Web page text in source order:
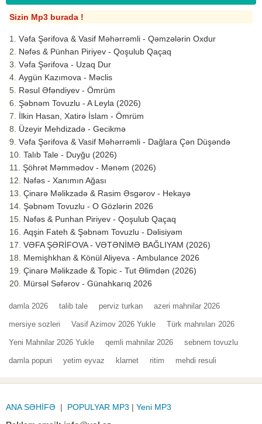
Sizin Mp3 burada !
Vəfa Şərifova & Vasif Məhərrəmli - Qəmzələrin Oxdur
Nəfəs & Pünhan Piriyev - Qoşulub Qaçaq
Vəfa Şərifova - Uzaq Dur
Aygün Kazımova - Məclis
Rəsul Əfəndiyev - Ömrüm
Şəbnəm Tovuzlu - A Leyla (2026)
İlkin Hasan, Xatirə İslam - Ömrüm
Üzeyir Mehdizadə - Gecikmə
Vəfa Şərifova & Vasif Məhərrəmli - Dağlara Çən Düşəndə
Talıb Tale - Duyğu (2026)
Şöhrət Məmmədov - Mənəm (2026)
Nəfəs - Xanımın Ağası
Çinarə Məlikzadə & Rasim Əsgərov - Hekayə
Şəbnəm Tovuzlu - O Gözlərin 2026
Nəfəs & Punhan Piriyev - Qoşulub Qaçaq
Aqşin Fateh & Şəbnəm Tovuzlu - Dəlisiyəm
VƏFA ŞƏRİFOVA - VƏTƏNİMƏ BAĞLIYAM (2026)
Memişhkhan & Könül Aliyeva - Ambulance 2026
Çinarə Məlikzade & Topic - Tut Əlimdən (2026)
Mürsəl Səfərov - Günahkarıq 2026
damla 2026 talib tale perviz turkan azeri mahnilar 2026
mersiye sozleri Vasif Azimov 2026 Yukle Türk mahnıları 2026
Yeni Mahnilar 2026 Yukle qemli mahnilar 2026 sebnem tovuzlu
damla popuri yetim eyvaz klarnet ritim mehdi resuli
ANA SƏHİFƏ | POPULYAR MP3 | Yeni MP3